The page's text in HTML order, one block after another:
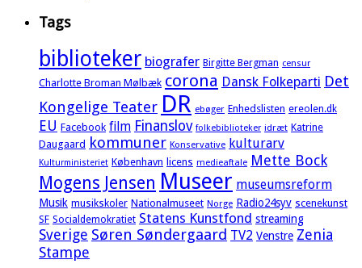
Tags
biblioteker biografer Birgitte Bergman censur
Charlotte Broman Mølbæk corona Dansk Folkeparti Det
Kongelige Teater DR ebøger Enhedslisten ereolen.dk
EU Facebook film Finanslov folkebiblioteker idræt Katrine
Daugaard kommuner Konservative kulturarv
Kulturministeriet København licens medieaftale Mette Bock
Mogens Jensen Museer museumsreform
Musik musikskoler Nationalmuseet Norge Radio24syv scenekunst
SF Socialdemokratiet Statens Kunstfond streaming
Sverige Søren Søndergaard TV2 Venstre Zenia
Stampe